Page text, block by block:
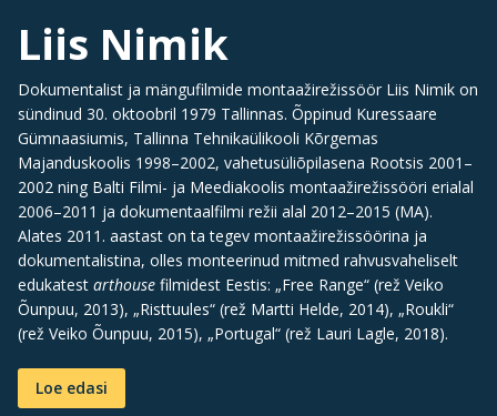
Liis Nimik
Dokumentalist ja mängufilmide montaažirežissöör Liis Nimik on
sündinud 30. oktoobril 1979 Tallinnas. Õppinud Kuressaare
Gümnaasiumis, Tallinna Tehnikaülikooli Kõrgemas
Majanduskoolis 1998–2002, vahetusüliõpilasena Rootsis 2001–
2002 ning Balti Filmi- ja Meediakoolis montaažirežissööri erialal
2006–2011 ja dokumentaalfilmi režii alal 2012–2015 (MA).
Alates 2011. aastast on ta tegev montaažirežissöörina ja
dokumentalistina, olles monteerinud mitmed rahvusvaheliselt
edukatest arthouse filmidest Eestis: „Free Range“ (rež Veiko
Õunpuu, 2013), „Risttuules“ (rež Martti Helde, 2014), „Roukli“
(rež Veiko Õunpuu, 2015), „Portugal“ (rež Lauri Lagle, 2018).
Loe edasi